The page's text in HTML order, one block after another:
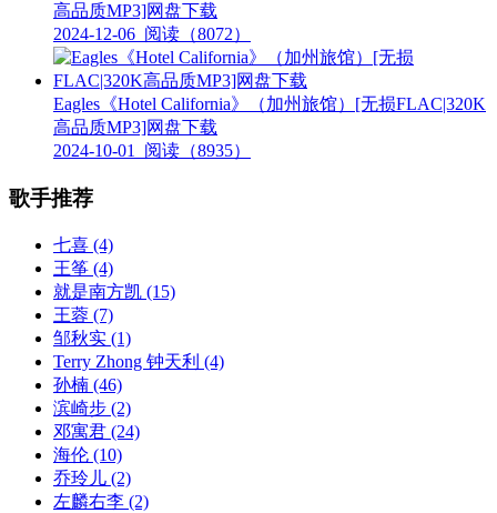
高品质MP3]网盘下载
2024-12-06 阅读（8072）
Eagles《Hotel California》（加州旅馆）[无损FLAC|320K
高品质MP3]网盘下载
2024-10-01 阅读（8935）
歌手推荐
七喜 (4)
王筝 (4)
就是南方凯 (15)
王蓉 (7)
邹秋实 (1)
Terry Zhong 钟天利 (4)
孙楠 (46)
滨崎步 (2)
邓寓君 (24)
海伦 (10)
乔玲儿 (2)
左麟右李 (2)